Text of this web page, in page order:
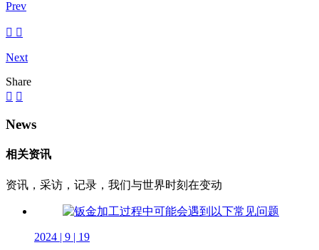
Prev
Next
Share
News
相关资讯
资讯，采访，记录，我们与世界时刻在变动
2024 | 9 | 19